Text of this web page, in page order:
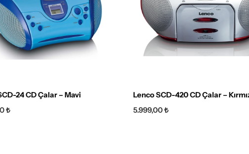
24 CD Çalar – Mavi
₺
Lenco SCD-420 CD Çalar –
5.999,00₺